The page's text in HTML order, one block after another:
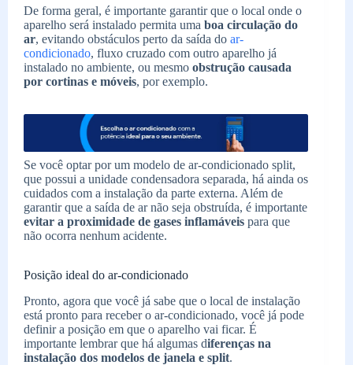
De forma geral, é importante garantir que o local onde o
aparelho será instalado permita uma boa circulação do
ar, evitando obstáculos perto da saída do ar-
condicionado, fluxo cruzado com outro aparelho já
instalado no ambiente, ou mesmo obstrução causada
por cortinas e móveis, por exemplo.
Se você optar por um modelo de ar-condicionado split,
que possui a unidade condensadora separada, há ainda os
cuidados com a instalação da parte externa. Além de
garantir que a saída de ar não seja obstruída, é importante
evitar a proximidade de gases inflamáveis para que
não ocorra nenhum acidente.
Posição ideal do ar-condicionado
Pronto, agora que você já sabe que o local de instalação
está pronto para receber o ar-condicionado, você já pode
definir a posição em que o aparelho vai ficar. É
importante lembrar que há algumas diferenças na
instalação dos modelos de janela e split.